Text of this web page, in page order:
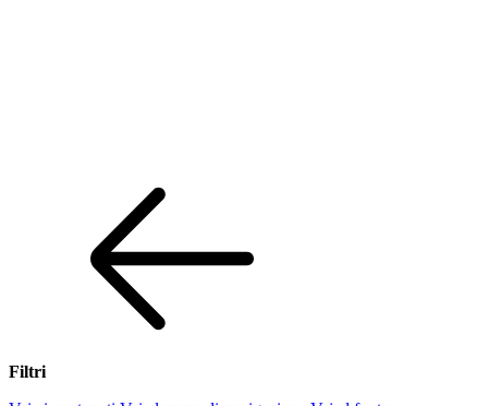
Filtri